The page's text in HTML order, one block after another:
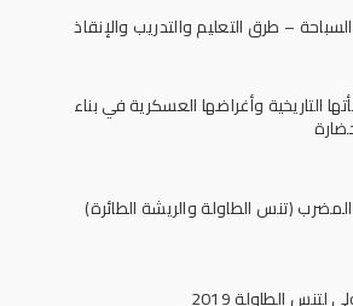
– طرق التعليم والتدريب والإنقاذ
التاريخية وأغراضها العسكرية في بناء
(تنس الطاولة والريشة الطائرة)
لتنس الطاولة 2019